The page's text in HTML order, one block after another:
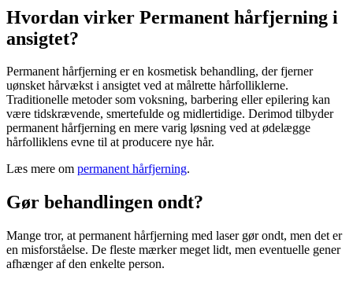
Hvordan virker Permanent hårfjerning i
ansigtet?
Permanent hårfjerning er en kosmetisk behandling, der fjerner
uønsket hårvækst i ansigtet ved at målrette hårfolliklerne.
Traditionelle metoder som voksning, barbering eller epilering kan
være tidskrævende, smertefulde og midlertidige. Derimod tilbyder
permanent hårfjerning en mere varig løsning ved at ødelægge
hårfolliklens evne til at producere nye hår.
Læs mere om permanent hårfjerning.
Gør behandlingen ondt?
Mange tror, at permanent hårfjerning med laser gør ondt, men det er
en misforståelse. De fleste mærker meget lidt, men eventuelle gener
afhænger af den enkelte person.